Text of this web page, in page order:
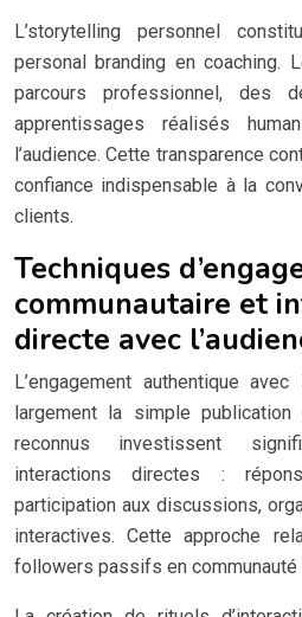
L’storytelling personnel
personal branding en coaching.
parcours professionnel, des
apprentissages réalisés
l’audience. Cette transparence
confiance indispensable à la
clients.
Techniques
communautaire et
directe avec
L’engagement authentique
largement la simple
reconnus investissent
interactions directes :
participation aux discussions,
interactives. Cette approche
followers passifs en